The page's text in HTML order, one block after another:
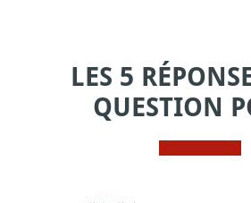
LES 5
QUESTION